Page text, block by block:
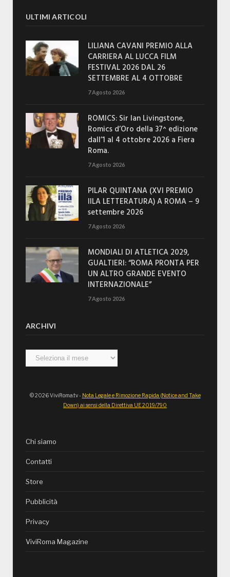
ULTIMI ARTICOLI
LILIANA CAVANI PREMIO ALLA
CARRIERA AL LUCCA FILM
FESTIVAL 2026 DAL 26
SETTEMBRE AL 4 OTTOBRE
7 Agosto 2026
ROMICS: Sir Ian Livingstone,
Romics d’Oro della 37^ edizione
dall’1 al 4 ottobre 2026 a Fiera
Roma.
7 Agosto 2026
PILAR QUINTANA (XVI PREMIO
IILA LETTERATURA) A ROMA – 9
settembre 2026
7 Agosto 2026
MONDIALI DI ATLETICA 2029,
GUALTIERI: “ROMA PRONTA PER
UN ALTRO GRANDE EVENTO
INTERNAZIONALE”
7 Agosto 2026
ARCHIVI
Archivi
© 2026 ViviRoma.tv - Nota Legale e Rimozione Rapida (Notice and Take
Down) ai sensi della Direttiva UE 2019/790
Chi siamo
Contatti
Store
Pubblicità
Privacy
ViviRoma Magazine